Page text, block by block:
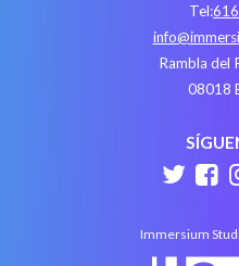
Tel:
Rambla del
08018
Immersium